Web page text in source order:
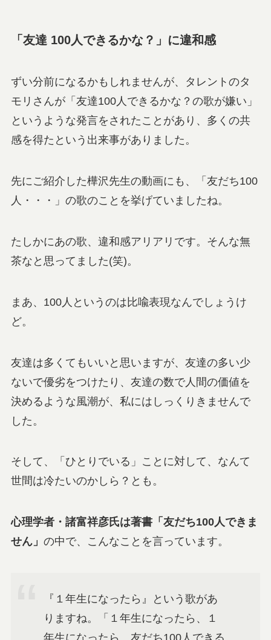
「友達 100人できるかな？」に違和感
ずい分前になるかもしれませんが、タレントのタ
モリさんが「友達100人できるかな？の歌が嫌い」
というような発言をされたことがあり、多くの共
感を得たという出来事がありました。
先にご紹介した樺沢先生の動画にも、「友だち100
人・・・」の歌のことを挙げていましたね。
たしかにあの歌、違和感アリアリです。そんな無
茶なと思ってました(笑)。
まあ、100人というのは比喩表現なんでしょうけ
ど。
友達は多くてもいいと思いますが、友達の多い少
ないで優劣をつけたり、友達の数で人間の価値を
決めるような風潮が、私にはしっくりきませんで
した。
そして、「ひとりでいる」ことに対して、なんて
世間は冷たいのかしら？とも。
心理学者・諸富祥彦氏は著書「友だち100人できま
せん」 の中で、こんなことを言っています。
『１年生になったら』という歌があ
りますね。「１年生になったら、１
年生になったら、友だち100人できる